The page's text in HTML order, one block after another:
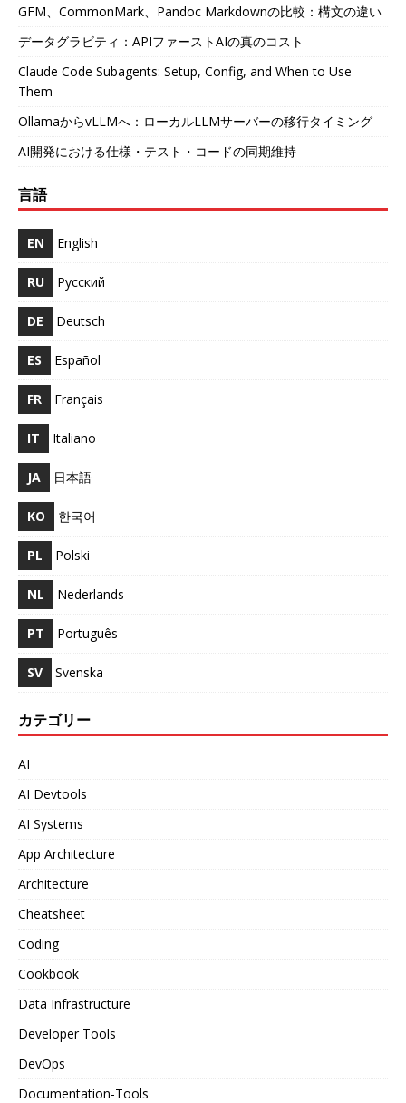
GFM、CommonMark、Pandoc Markdownの比較：構文の違い
データグラビティ：APIファーストAIの真のコスト
Claude Code Subagents: Setup, Config, and When to Use
Them
OllamaからvLLMへ：ローカルLLMサーバーの移行タイミング
AI開発における仕様・テスト・コードの同期維持
言語
EN English
RU Русский
DE Deutsch
ES Español
FR Français
IT Italiano
JA 日本語
KO 한국어
PL Polski
NL Nederlands
PT Português
SV Svenska
カテゴリー
AI
AI Devtools
AI Systems
App Architecture
Architecture
Cheatsheet
Coding
Cookbook
Data Infrastructure
Developer Tools
DevOps
Documentation-Tools